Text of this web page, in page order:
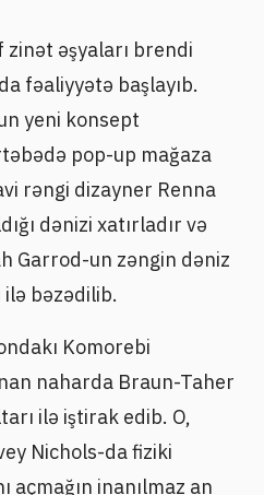
zinət əşyaları brendi
fəaliyyətə başlayıb.
yeni konsept
pop-up mağaza
rəngi dizayner Renna
dənizi xatırladır və
Garrod-un zəngin dəniz
bəzədilib.
Komorebi
naharda Braun-Taher
ilə iştirak edib. O,
Nichols-da fiziki
açmağın inanılmaz an